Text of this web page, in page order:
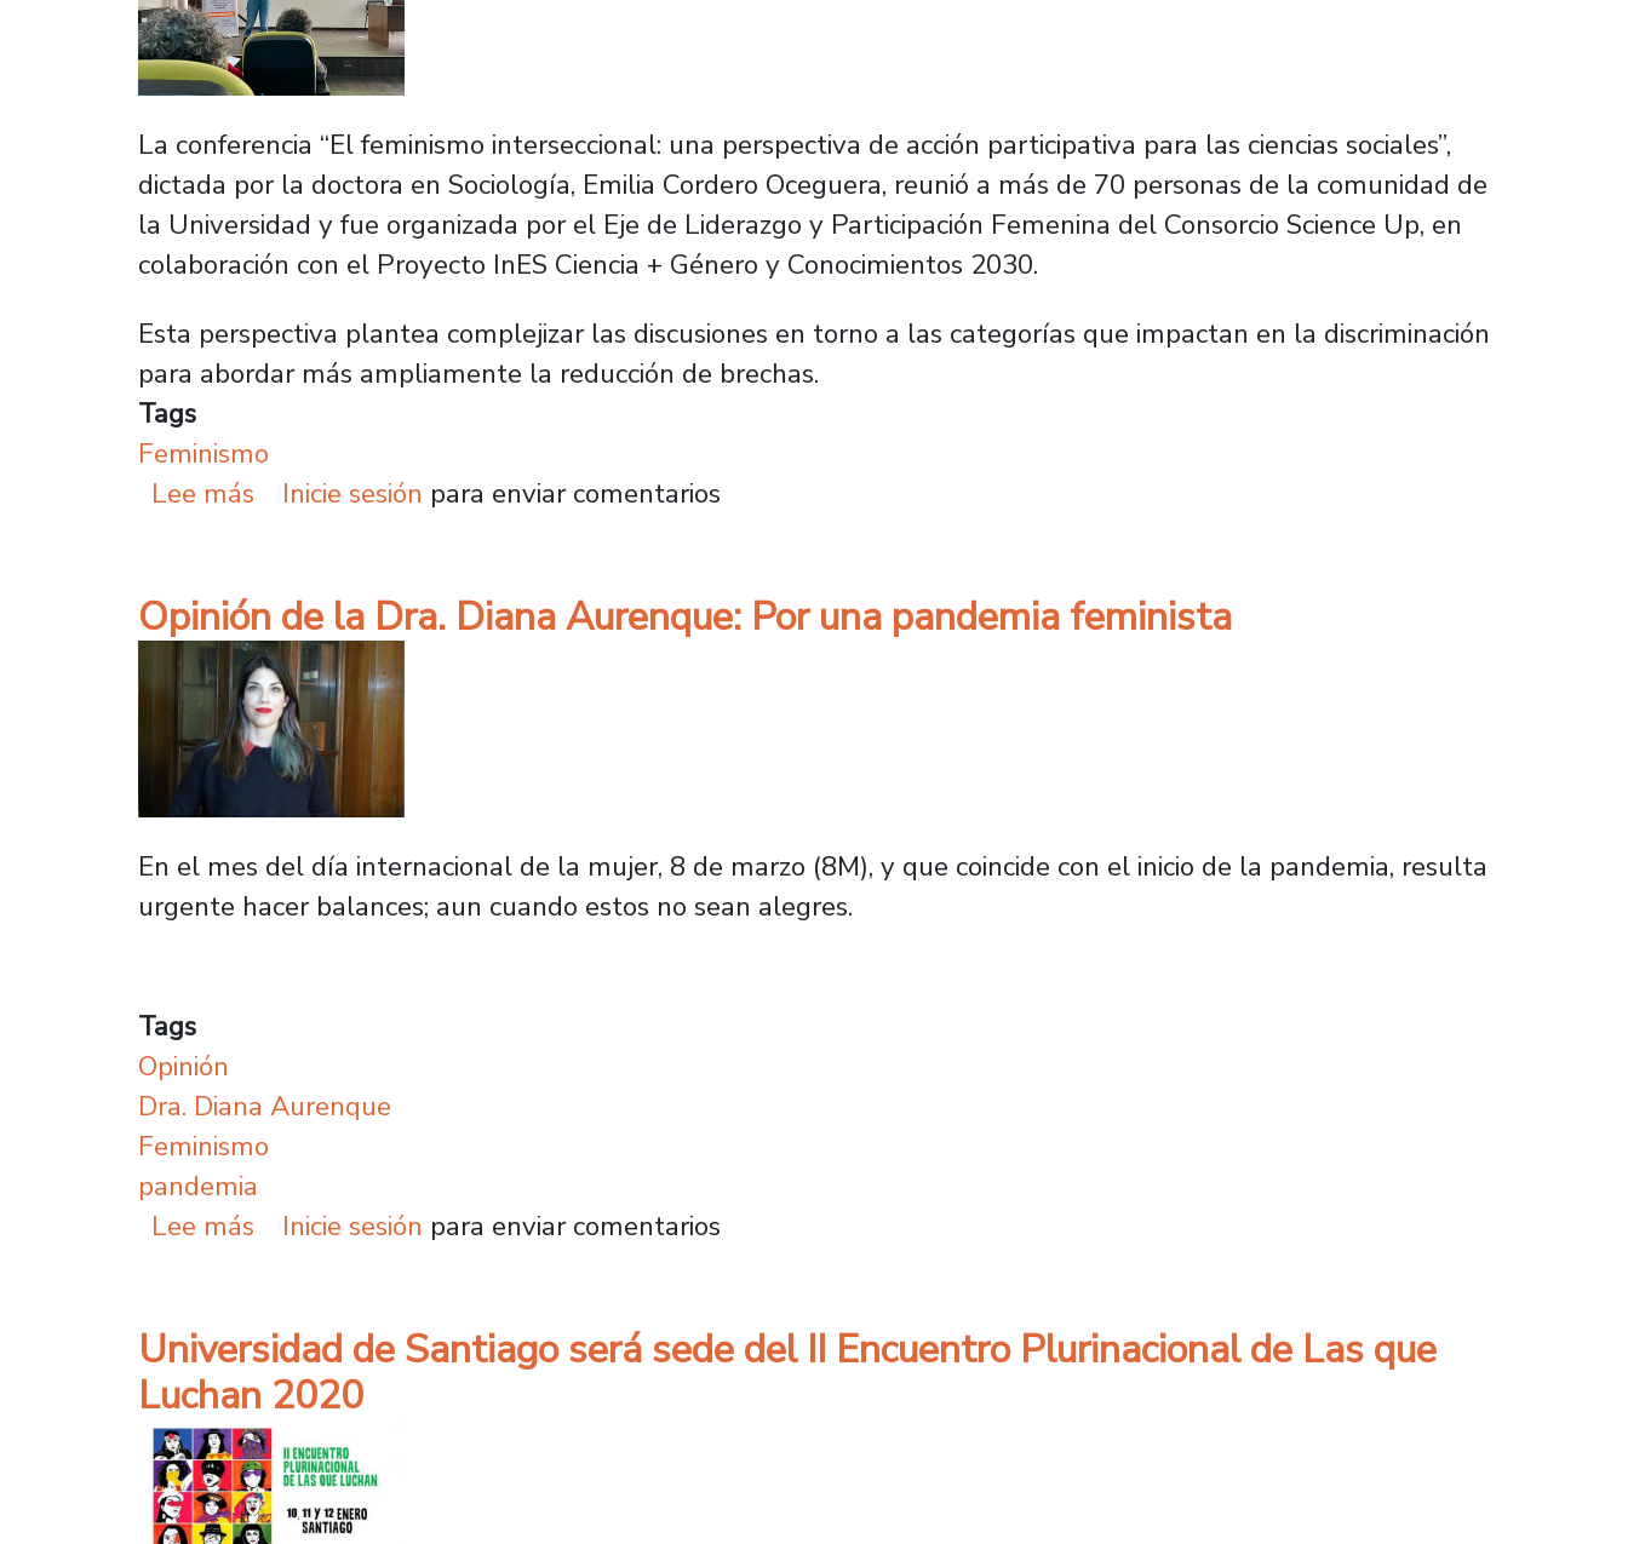
La conferencia “El feminismo interseccional: una perspectiva de acción participativa para las ciencias sociales”,
dictada por la doctora en Sociología, Emilia Cordero Oceguera, reunió a más de 70 personas de la comunidad de
la Universidad y fue organizada por el Eje de Liderazgo y Participación Femenina del Consorcio Science Up, en
colaboración con el Proyecto InES Ciencia + Género y Conocimientos 2030.
Esta perspectiva plantea complejizar las discusiones en torno a las categorías que impactan en la discriminación
para abordar más ampliamente la reducción de brechas.
Tags
Feminismo
Lee más sobre Feminismo interseccional: comunidad reflexiona en torno a la perspectiva de género desde otro enfoque
Inicie sesión para enviar comentarios
Opinión de la Dra. Diana Aurenque: Por una pandemia feminista
En el mes del día internacional de la mujer, 8 de marzo (8M), y que coincide con el inicio de la pandemia, resulta
urgente hacer balances; aun cuando estos no sean alegres.
Tags
Opinión
Dra. Diana Aurenque
Feminismo
pandemia
Lee más sobre Opinión de la Dra. Diana Aurenque: Por una pandemia feminista
Inicie sesión para enviar comentarios
Universidad de Santiago será sede del II Encuentro Plurinacional de Las que
Luchan 2020